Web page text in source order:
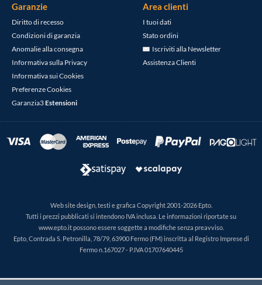
Garanzie
Diritto di recesso
Condizioni di garanzia
Anomalie alla consegna
Informativa sulla Privacy
Informativa sui Cookies
Preferenze Cookies
Garanzia3Estensioni
Area clienti
I tuoi dati
Stato ordini
Iscriviti alla Newsletter
Assistenza Clienti
Web site design, testi e grafica Copyright 2001-2026 Epto.
Tutti i prezzi pubblicati si intendono IVA inclusa. Le informazioni riportate su
www.epto.it possono essere soggette a modifiche senza preavviso.
Epto, Contrada S. Petronilla, 78/79, 63900 Fermo (FM) inscritta al Registro Imprese di
Fermo n.167027 - P.IVA 01707640445